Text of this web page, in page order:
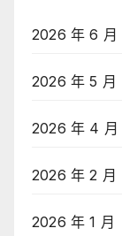
2026 年 6 月
2026 年 5 月
2026 年 4 月
2026 年 2 月
2026 年 1 月